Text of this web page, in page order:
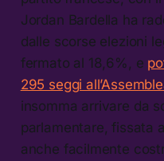
Jordan Bardella ha
dalle scorse elezioni
fermato al 18,6%, e
295 seggi
insomma arrivare da
parlamentare, fissata
anche facilmente